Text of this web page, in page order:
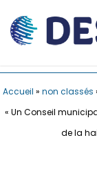
Accueil » non classés
« Un Conseil
de la